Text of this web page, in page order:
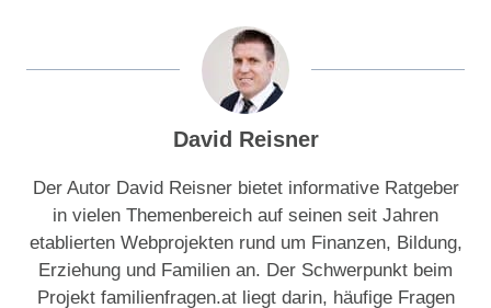
David Reisner
Der Autor David Reisner bietet informative Ratgeber
in vielen Themenbereich auf seinen seit Jahren
etablierten Webprojekten rund um Finanzen, Bildung,
Erziehung und Familien an. Der Schwerpunkt beim
Projekt familienfragen.at liegt darin, häufige Fragen